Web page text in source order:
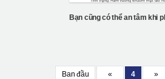
Ban đầu « 4 »